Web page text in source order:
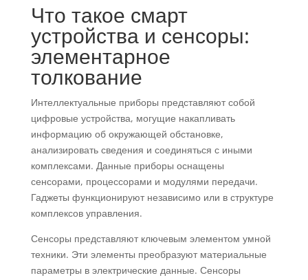
Что такое смарт
устройства и сенсоры:
элементарное
толкование
Интеллектуальные приборы представляют собой
цифровые устройства, могущие накапливать
информацию об окружающей обстановке,
анализировать сведения и соединяться с иными
комплексами. Данные приборы оснащены
сенсорами, процессорами и модулями передачи.
Гаджеты функционируют независимо или в структуре
комплексов управления.
Сенсоры представляют ключевым элементом умной
техники. Эти элементы преобразуют материальные
параметры в электрические данные. Сенсоры